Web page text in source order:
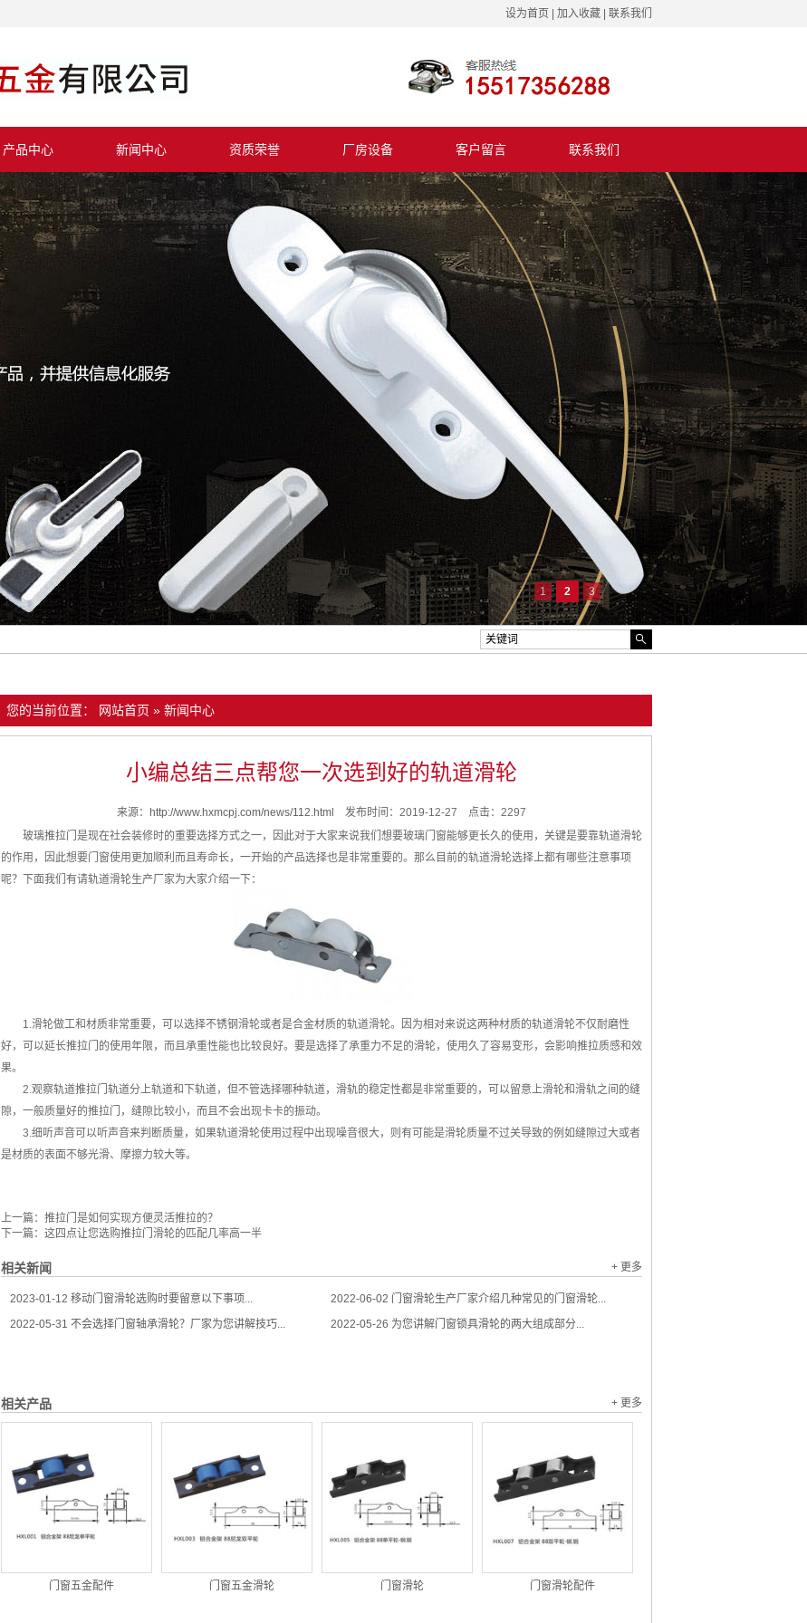
设为首页 加入收藏 联系我们
产品中心 新闻中心 资质荣誉 厂房设备 客户留言 联系我们
1 2 3
您的当前位置： 网站首页 » 新闻中心
小编总结三点帮您一次选到好的轨道滑轮
来源： http://www.hxmcpj.com/news/112.html 发布时间：2019-12-27
点击：2297
玻璃推拉门是现在社会装修时的重要选择方式之一，因此对于大家来说我们想要玻璃门窗能够更长久的使用，关键是要靠轨道滑轮
的作用，因此想要门窗使用更加顺利而且寿命长，一开始的产品选择也是非常重要的。那么目前的轨道滑轮选择上都有哪些注意事项
呢？下面我们有请轨道滑轮生产厂家为大家介绍一下：
1.滑轮做工和材质非常重要，可以选择不锈钢滑轮或者是合金材质的轨道滑轮。因为相对来说这两种材质的轨道滑轮不仅耐磨性
好，可以延长推拉门的使用年限，而且承重性能也比较良好。要是选择了承重力不足的滑轮，使用久了容易变形，会影响推拉质感和效
果。
2.观察轨道推拉门轨道分上轨道和下轨道，但不管选择哪种轨道，滑轨的稳定性都是非常重要的，可以留意上滑轮和滑轨之间的缝
隙，一般质量好的推拉门，缝隙比较小，而且不会出现卡卡的振动。
3.细听声音可以听声音来判断质量，如果轨道滑轮使用过程中出现噪音很大，则有可能是滑轮质量不过关导致的例如缝隙过大或者
是材质的表面不够光滑、摩擦力较大等。
上一篇： 推拉门是如何实现方便灵活推拉的？
下一篇： 这四点让您选购推拉门滑轮的匹配几率高一半
相关新闻 + 更多
2023-01-12 移动门窗滑轮选购时要留意以下事项... 2022-06-02 门窗滑轮生产厂家介绍几种常见的门窗滑轮...
2022-05-31 不会选择门窗轴承滑轮？厂家为您讲解技巧... 2022-05-26 为您讲解门窗锁具滑轮的两大组成部分...
相关产品 + 更多
门窗五金配件 门窗五金滑轮 门窗滑轮 门窗滑轮配件